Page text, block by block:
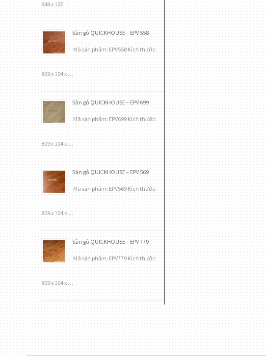
848 x 107 …
Sàn gỗ QUICKHOUSE – EPV 558
Mã sản phẩm: EPV558 Kích thước:
809 x 104 x …
Sàn gỗ QUICKHOUSE – EPV 699
Mã sản phẩm: EPV699 Kích thước:
809 x 104 x …
Sàn gỗ QUICKHOUSE – EPV 569
Mã sản phẩm: EPV569 Kích thước:
809 x 104 x …
Sàn gỗ QUICKHOUSE – EPV 779
Mã sản phẩm: EPV779 Kích thước:
809 x 104 x …